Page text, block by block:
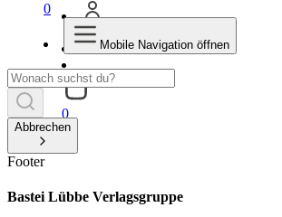
0
0
Mobile Navigation öffnen
Abbrechen
Footer
Bastei Lübbe Verlagsgruppe